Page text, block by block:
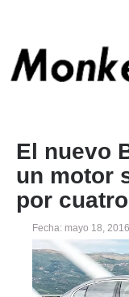
El nuevo
un motor
por
Fecha: mayo 18, 2016